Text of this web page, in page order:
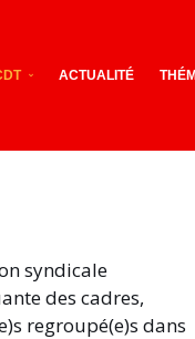
ACTUALITÉ
syndicale
des cadres,
regroupé(e)s dans